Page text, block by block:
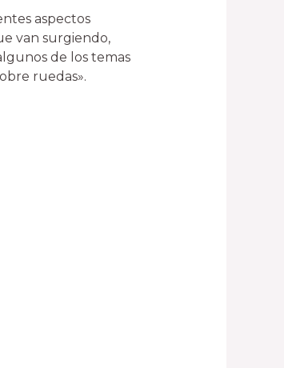
aspectos
van surgiendo,
de los temas
ruedas».